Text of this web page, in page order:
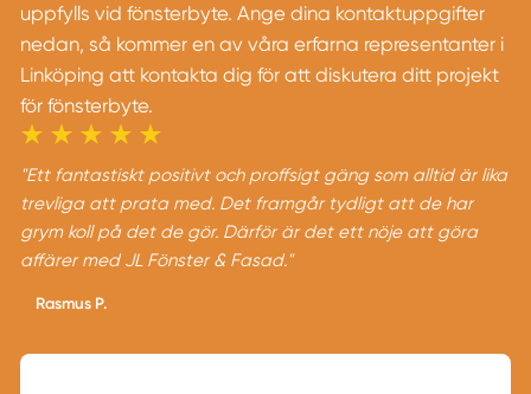
uppfylls vid fönsterbyte. Ange dina kontaktuppgifter
nedan, så kommer en av våra erfarna representanter i
Linköping att kontakta dig för att diskutera ditt projekt
för fönsterbyte.
"Ett fantastiskt positivt och proffsigt gäng som alltid är lika
trevliga att prata med. Det framgår tydligt att de har
grym koll på det de gör. Därför är det ett nöje att göra
affärer med JL Fönster & Fasad."
Rasmus P.